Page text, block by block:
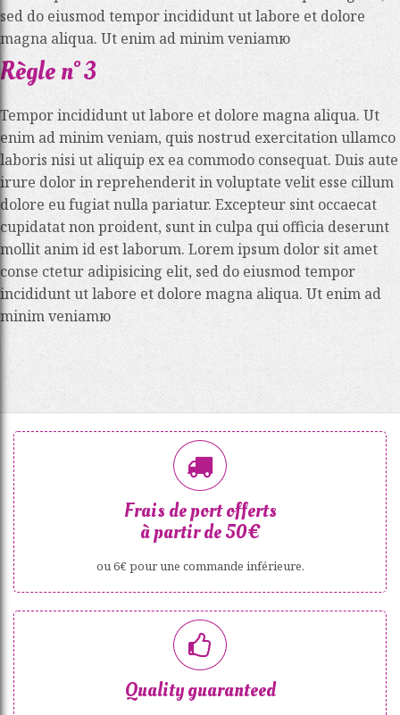
sed do eiusmod tempor incididunt ut labore et dolore
magna aliqua. Ut enim ad minim veniamю
Règle n° 3
Tempor incididunt ut labore et dolore magna aliqua. Ut
enim ad minim veniam, quis nostrud exercitation ullamco
laboris nisi ut aliquip ex ea commodo consequat. Duis aute
irure dolor in reprehenderit in voluptate velit esse cillum
dolore eu fugiat nulla pariatur. Excepteur sint occaecat
cupidatat non proident, sunt in culpa qui officia deserunt
mollit anim id est laborum. Lorem ipsum dolor sit amet
conse ctetur adipisicing elit, sed do eiusmod tempor
incididunt ut labore et dolore magna aliqua. Ut enim ad
minim veniamю
Frais de port offerts
à partir de 50€
ou 6€ pour une commande inférieure.
Quality guaranteed